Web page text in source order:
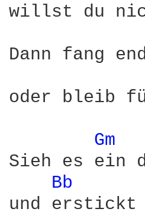
willst du
Dann fang
oder bleib
Gm
Sieh es ein
Bb
und erstickt